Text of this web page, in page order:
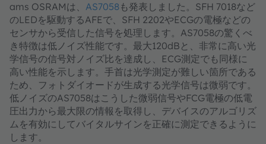
ams OSRAMは、 AS7058も発表しました。SFH 7018など
のLEDを駆動するAFEで、SFH 2202やECGの電極などの
センサから受信した信号を処理します。AS7058の驚くべ
き特徴は低ノイズ性能です。最大120dBと、非常に高い光
学信号の信号対ノイズ比を達成し、ECG測定でも同様に
高い性能を示します。手首は光学測定が難しい箇所である
ため、フォトダイオードが生成する光学信号は微弱です。
低ノイズのAS7058はこうした微弱信号やFCG電極の低電
圧出力から最大限の情報を取得し、デバイスのアルゴリズ
ムを有効にしてバイタルサインを正確に測定できるように
します。